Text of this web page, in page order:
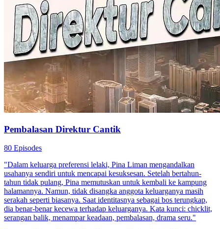
Pembalasan Direktur Cantik
80 Episodes
"Dalam keluarga preferensi lelaki, Pina Liman mengandalkan
usahanya sendiri untuk mencapai kesuksesan. Setelah bertahun-
tahun tidak pulang, Pina memutuskan untuk kembali ke kampung
halamannya. Namun, tidak disangka anggota keluarganya masih
serakah seperti biasanya. Saat identitasnya sebagai bos terungkap,
dia benar-benar kecewa terhadap keluarganya. Kata kunci: chicklit,
serangan balik, menampar keadaan, pembalasan, drama seru."